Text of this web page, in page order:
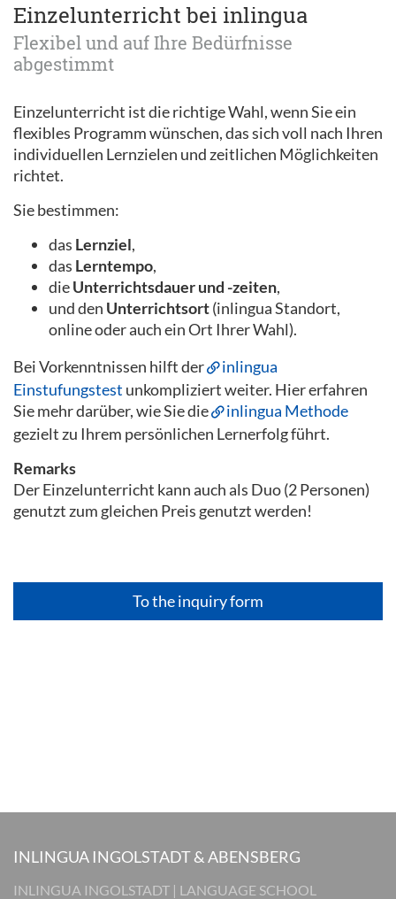
Einzelunterricht bei inlingua
Flexibel und auf Ihre Bedürfnisse
abgestimmt
Einzelunterricht ist die richtige Wahl, wenn Sie ein
flexibles Programm wünschen, das sich voll nach Ihren
individuellen Lernzielen und zeitlichen Möglichkeiten
richtet.
Sie bestimmen:
das Lernziel,
das Lerntempo,
dieUnterrichtsdauer und -zeiten,
und den Unterrichtsort(inlingua Standort,
online oder auch ein Ort Ihrer Wahl).
Bei Vorkenntnissen hilft der
inlingua
Einstufungstest unkompliziert weiter. Hier erfahren
Sie mehr darüber, wie Sie die
inlingua Methode
gezielt zu Ihrem persönlichen Lernerfolg führt.
Remarks
Der Einzelunterricht kann auch als Duo (2 Personen)
genutzt zum gleichen Preis genutzt werden!
To the inquiry form
INLINGUA INGOLSTADT & ABENSBERG
INLINGUA INGOLSTADT | LANGUAGE SCHOOL